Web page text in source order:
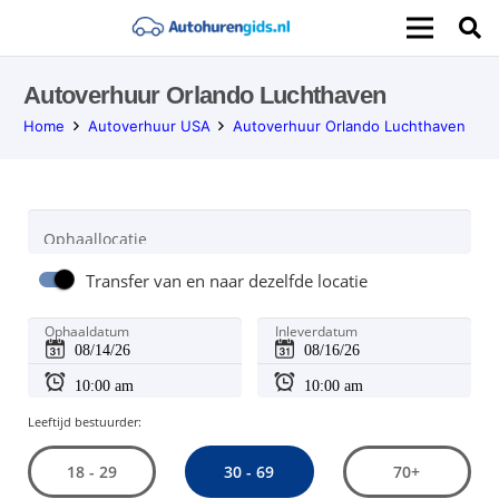
Autoverhuur Orlando Luchthaven
Home Autoverhuur USA Autoverhuur Orlando Luchthaven
Ophaallocatie
Transfer van en naar dezelfde locatie
Ophaaldatum Inleverdatum
Leeftijd bestuurder:
18 - 29 30 - 69 70+